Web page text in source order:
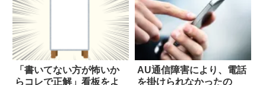
「書いてない方が怖いか
らコレで正解」看板をよ
AU通信障害により、電話
を掛けられなかったの